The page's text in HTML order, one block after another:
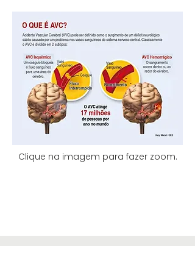
Clique na imagem para fazer zoom.